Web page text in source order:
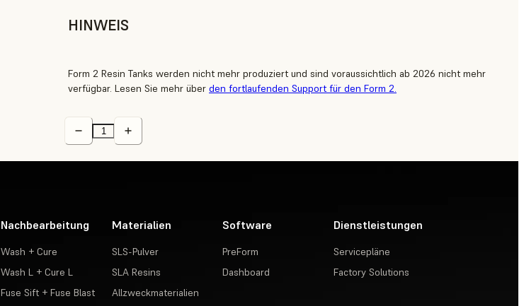
HINWEIS
Form 2 Resin Tanks werden nicht mehr produziert und sind voraussichtlich ab 2026 nicht mehr
verfügbar. Lesen Sie mehr über den fortlaufenden Support für den Form 2.
Nachbearbeitung
Wash + Cure
Wash L + Cure L
Fuse Sift + Fuse Blast
Materialien
SLS-Pulver
SLA Resins
Allzweckmaterialien
Software
PreForm
Dashboard
Dienstleistungen
Servicepläne
Factory Solutions